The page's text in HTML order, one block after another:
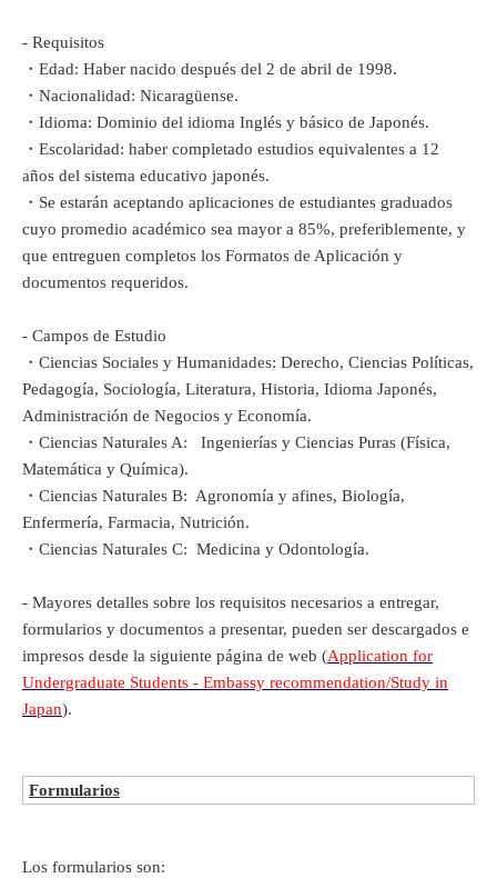
- Requisitos
・Edad: Haber nacido después del 2 de abril de 1998.
・Nacionalidad: Nicaragüense.
・Idioma: Dominio del idioma Inglés y básico de Japonés.
・Escolaridad: haber completado estudios equivalentes a 12
años del sistema educativo japonés.
・Se estarán aceptando aplicaciones de estudiantes graduados
cuyo promedio académico sea mayor a 85%, preferiblemente, y
que entreguen completos los Formatos de Aplicación y
documentos requeridos.
- Campos de Estudio
・Ciencias Sociales y Humanidades: Derecho, Ciencias Políticas,
Pedagogía, Sociología, Literatura, Historia, Idioma Japonés,
Administración de Negocios y Economía.
・Ciencias Naturales A: Ingenierías y Ciencias Puras (Física,
Matemática y Química).
・Ciencias Naturales B: Agronomía y afines, Biología,
Enfermería, Farmacia, Nutrición.
・Ciencias Naturales C: Medicina y Odontología.
- Mayores detalles sobre los requisitos necesarios a entregar,
formularios y documentos a presentar, pueden ser descargados e
impresos desde la siguiente página de web (Application for
Undergraduate Students - Embassy recommendation/Study in
Japan).
Formularios
Los formularios son: